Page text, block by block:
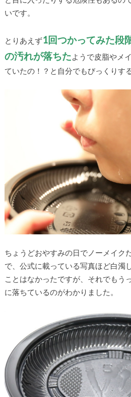
いです。
とりあえず1回つかってみた段
の汚れが落ちたようで皮脂やメ
ていたの！？と自分でもびっくりす
ちょうどおやすみの日でノーメイク
で、公式に載っている写真ほど白濁
ことはなかったですが、それでもう
に落ちているのがわかりました。